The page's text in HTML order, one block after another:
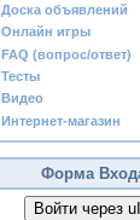
Доска объявлений
Онлайн игры
FAQ (вопрос/ответ)
Тесты
Видео
Интернет-магазин
Форма
Войти через